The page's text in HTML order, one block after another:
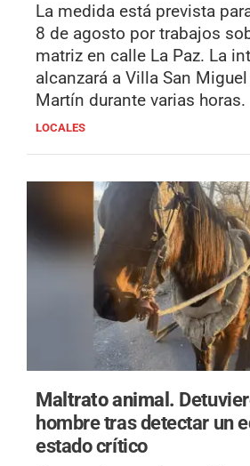
La medida está prevista
8 de agosto por trabajos
matriz en calle La Paz. La
alcanzará a Villa San
Martín durante varias horas.
LOCALES
Maltrato animal.
hombre tras detectar un
estado crítico